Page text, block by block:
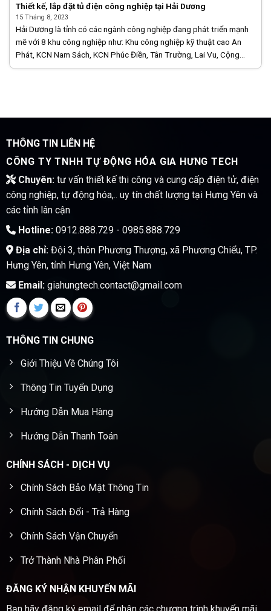
Thiết kế, lắp đặt tủ điện công nghiệp tại Hải Dương
15 Tháng 8, 2023
Hải Dương là tỉnh có các ngành công nghiệp đang phát triển mạnh
mẽ với 8 khu công nghiệp như: Khu công nghiệp kỹ thuật cao An
Phát, KCN Nam Sách, KCN Phúc Điền, Tân Trường, Lai Vu, Cộng
Hòa, [...]
THÔNG TIN LIÊN HỆ
CÔNG TY TNHH TỰ ĐỘNG HÓA GIA HƯNG TECH
Chuyên:tư vấn thiết kế thi công và cung cấp điện tử, điện
công nghiệp, tự động hóa,.. uy tín chất lượng tại Hưng Yên và
các tỉnh lân cận
Hotline:0912.888.729 - 0985.888.729
Địa chỉ:Đội 3, thôn Phương Thượng, xã Phương Chiểu, TP.
Hưng Yên, tỉnh Hưng Yên, Việt Nam
Email:giahungtech.contact@gmail.com
THÔNG TIN CHUNG
Giới Thiệu Về Chúng Tôi
Thông Tin Tuyển Dụng
Hướng Dẫn Mua Hàng
Hướng Dẫn Thanh Toán
CHÍNH SÁCH - DỊCH VỤ
Chính Sách Bảo Mật Thông Tin
Chính Sách Đổi - Trả Hàng
Chính Sách Vận Chuyển
Trở Thành Nhà Phân Phối
ĐĂNG KÝ NHẬN KHUYẾN MÃI